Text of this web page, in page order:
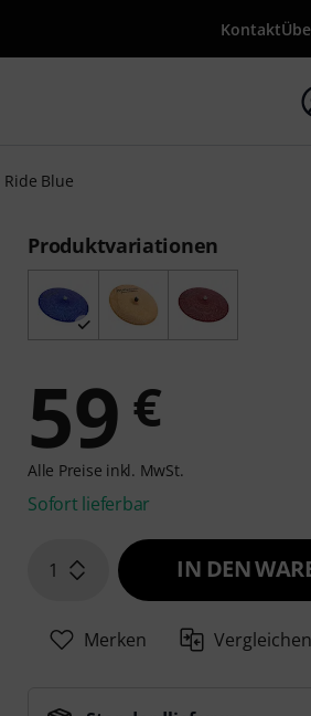
Kontakt
mit Suchwort {searchTerm} starten
Blue
Produktvariationen
59 €
Alle Preise inkl. MwSt.
Sofort lieferbar
1 IN DEN
Merken Vergleichen